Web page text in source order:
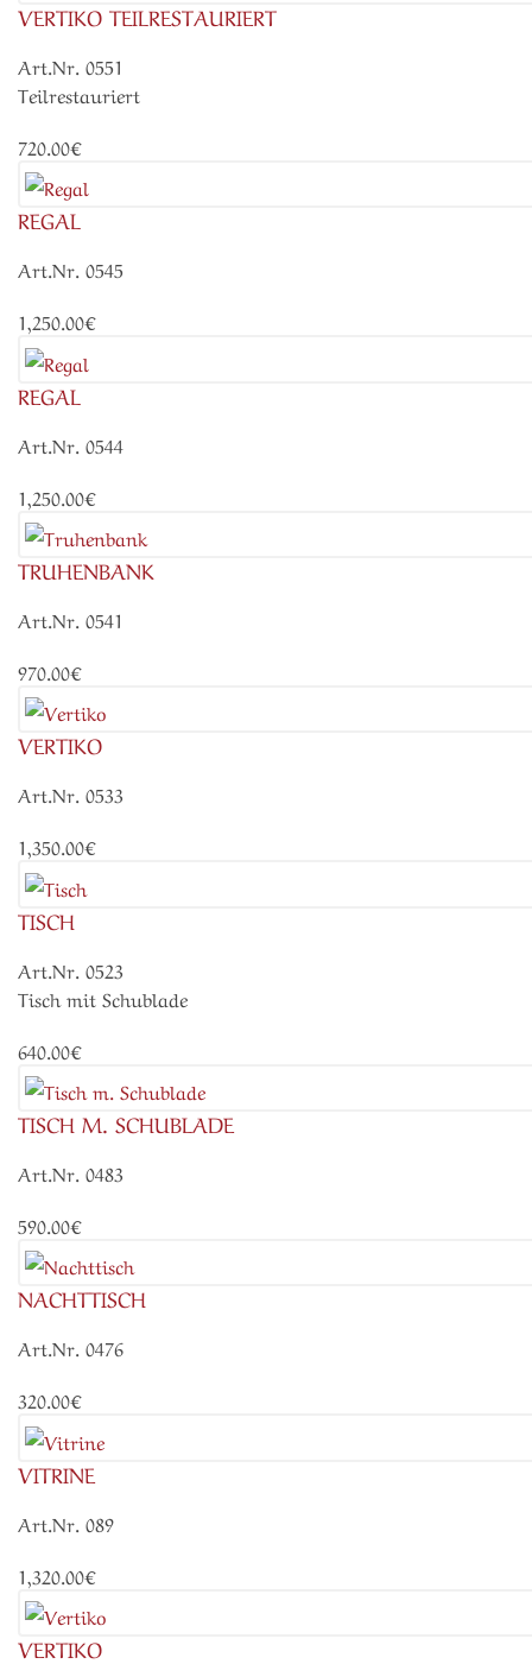
VERTIKO TEILRESTAURIERT
Art.Nr. 0551
Teilrestauriert
720.00€
REGAL
Art.Nr. 0545
1,250.00€
REGAL
Art.Nr. 0544
1,250.00€
TRUHENBANK
Art.Nr. 0541
970.00€
VERTIKO
Art.Nr. 0533
1,350.00€
TISCH
Art.Nr. 0523
Tisch mit Schublade
640.00€
TISCH M. SCHUBLADE
Art.Nr. 0483
590.00€
NACHTTISCH
Art.Nr. 0476
320.00€
VITRINE
Art.Nr. 089
1,320.00€
VERTIKO